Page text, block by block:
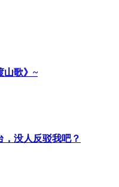
山歌》~
没人反驳我吧？